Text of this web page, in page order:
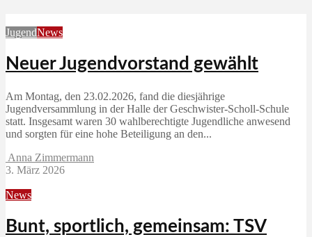
JugendNews
Neuer Jugendvorstand gewählt
Am Montag, den 23.02.2026, fand die diesjährige
Jugendversammlung in der Halle der Geschwister-Scholl-Schule
statt. Insgesamt waren 30 wahlberechtigte Jugendliche anwesend
und sorgten für eine hohe Beteiligung an den...
Anna Zimmermann
3. März 2026
News
Bunt, sportlich, gemeinsam: TSV